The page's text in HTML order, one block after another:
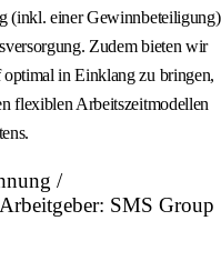
(inkl. einer Gewinnbeteiligung)
Zudem bieten wir
in Einklang zu bringen,
flexiblen Arbeitszeitmodellen
/
SMS Group